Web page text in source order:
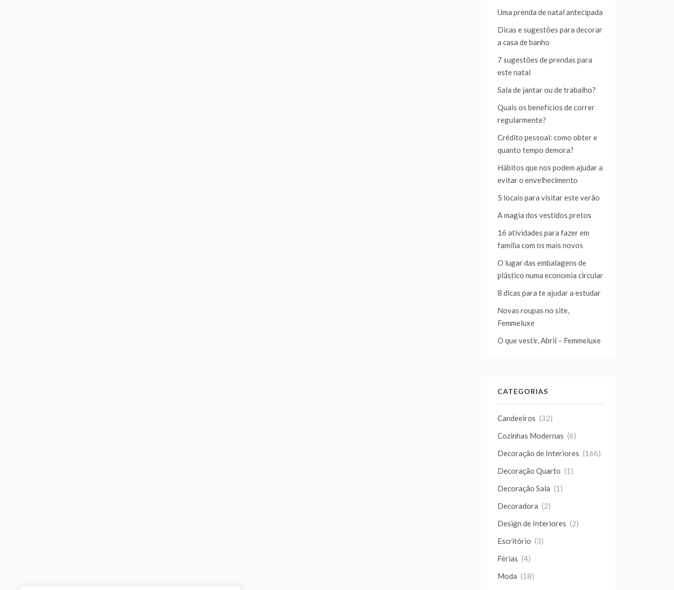
Uma prenda de natal antecipada
Dicas e sugestões para decorar
a casa de banho
7 sugestões de prendas para
este natal
Sala de jantar ou de trabalho?
Quais os benefícios de correr
regularmente?
Crédito pessoal: como obter e
quanto tempo demora?
Hábitos que nos podem ajudar a
evitar o envelhecimento
5 locais para visitar este verão
A magia dos vestidos pretos
16 atividades para fazer em
família com os mais novos
O lugar das embalagens de
plástico numa economia circular
8 dicas para te ajudar a estudar
Novas roupas no site,
Femmeluxe
O que vestir, Abril – Femmeluxe
CATEGORIAS
Candeeiros (32)
Cozinhas Modernas (6)
Decoração de Interiores (166)
Decoração Quarto (1)
Decoração Sala (1)
Decoradora (2)
Design de Interiores (2)
Escritório (3)
Férias (4)
Moda (18)